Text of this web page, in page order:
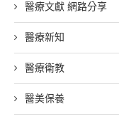
醫療文獻 網路分享
醫療新知
醫療衛教
醫美保養